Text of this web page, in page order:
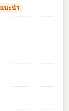
แนะนำ